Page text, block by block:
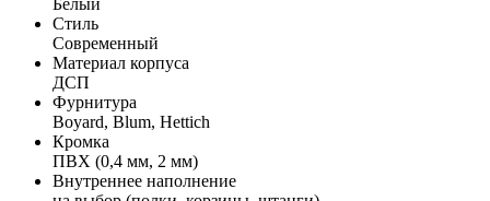
Стиль
Современный
Материал корпуса
ДСП
Фурнитура
Boyard, Blum, Hettich
Кромка
ПВХ (0,4 мм, 2 мм)
Внутреннее наполнение